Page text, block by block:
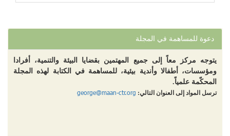
دعوة للمساهمة في المجلة
يتوجه مركز معاً إلى جميع المهتمين بقضايا البيئة والتنمية، أفرادا
ومؤسسات، أطفالا وأندية بيئية، للمساهمة في الكتابة لهذه المجلة
المحكّمة علمياً.
ترسل المواد إلى العنوان التالي: george@maan-ctr.org